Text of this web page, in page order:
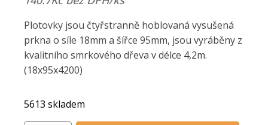
Plotovky jsou čtyřstranně hoblovaná vysušená
prkna o síle 18mm a šířce 95mm, jsou vyráběny z
kvalitního smrkového dřeva v délce 4,2m.
(18x95x4200)
5613 skladem